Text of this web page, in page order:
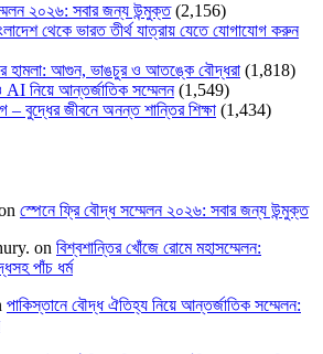
২০২৬: সবার জন্য উন্মুক্ত (2,156)
থেকে ভারত তীর্থ যাত্রায় যেতে যোগাযোগ করুন
হামলা: আগুন, ভাঙচুর ও আতঙ্কে বৌদ্ধরা (1,818)
AI নিয়ে আন্তর্জাতিক সম্মেলন (1,549)
– বুদ্ধের জীবনে অনন্ত শান্তির শিক্ষা (1,434)
স্পেনে ফ্রি বৌদ্ধ সম্মেলন ২০২৬: সবার জন্য উন্মুক্ত
on বিশ্বশান্তির খোঁজে রোমে মহাসম্মেলন:
পাঁচ ধর্ম
পাকিস্তানে বৌদ্ধ ঐতিহ্য নিয়ে আন্তর্জাতিক সম্মেলন: